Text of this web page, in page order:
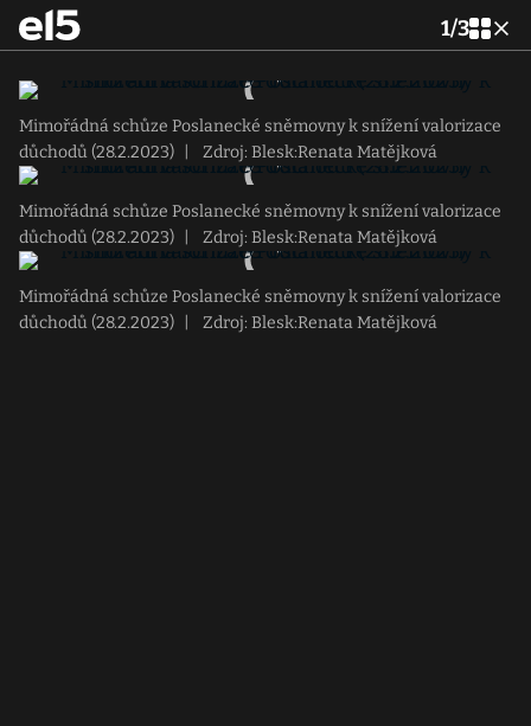
1/3
Mimořádná schůze Poslanecké sněmovny k snížení valorizace
důchodů (28.2.2023)
Zdroj: Blesk:Renata Matějková
Mimořádná schůze Poslanecké sněmovny k snížení valorizace
důchodů (28.2.2023)
Zdroj: Blesk:Renata Matějková
Mimořádná schůze Poslanecké sněmovny k snížení valorizace
důchodů (28.2.2023)
Zdroj: Blesk:Renata Matějková